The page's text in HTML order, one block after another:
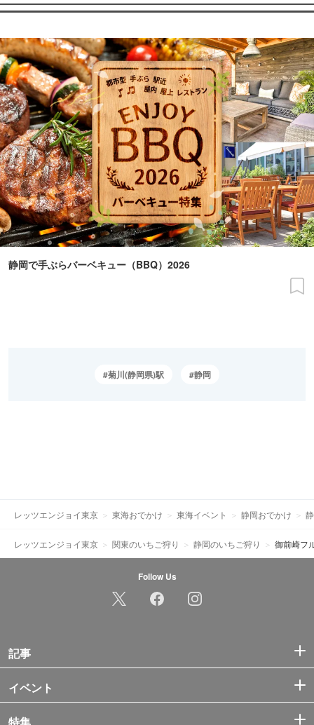
静岡で手ぶらバーベキュー（BBQ）2026
菊川(静岡県)駅 静岡
レッツエンジョイ東京 東海おでかけ 東海イベント 静岡おでかけ
レッツエンジョイ東京 関東のいちご狩り 静岡のいちご狩り 御前崎フ
Follow Us
記事
イベント